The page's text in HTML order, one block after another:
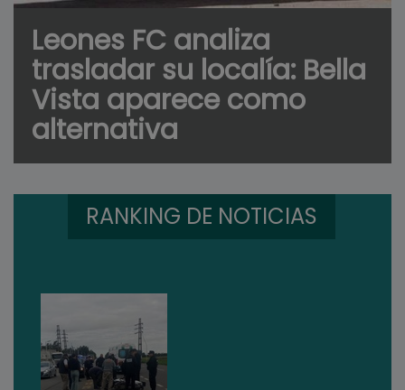
Leones FC analiza
trasladar su localía: Bella
Vista aparece como
alternativa
RANKING DE NOTICIAS